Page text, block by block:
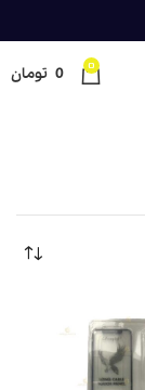
0
0 تومان